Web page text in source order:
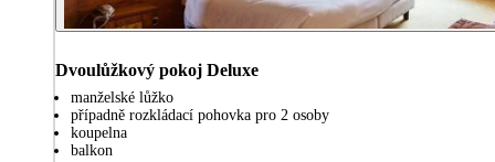
Dvoulůžkový pokoj Deluxe
manželské lůžko
případně rozkládací pohovka pro 2 osoby
koupelna
balkon